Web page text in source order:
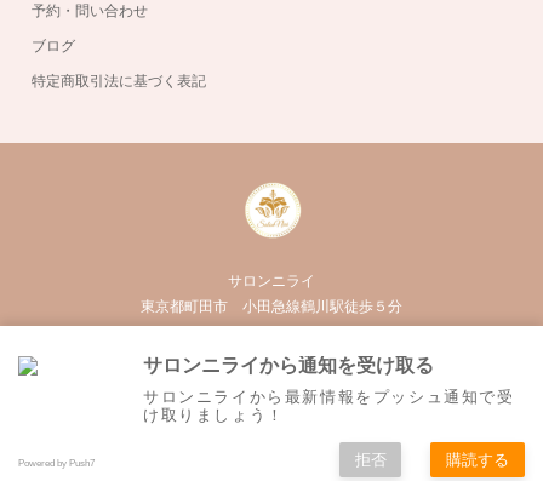
予約・問い合わせ
ブログ
特定商取引法に基づく表記
サロンニライ
東京都町田市 小田急線鶴川駅徒歩５分
FacebookInstagram
RSS
©町田市の外反母趾・O脚・むくみ専門サロン｜サロンニライ. All Rights Reserved.
サロンニライから通知を受け取る
サロンニライから最新情報をプッシュ通知で受
け取りましょう！
Powered by Push7 拒否 購読する